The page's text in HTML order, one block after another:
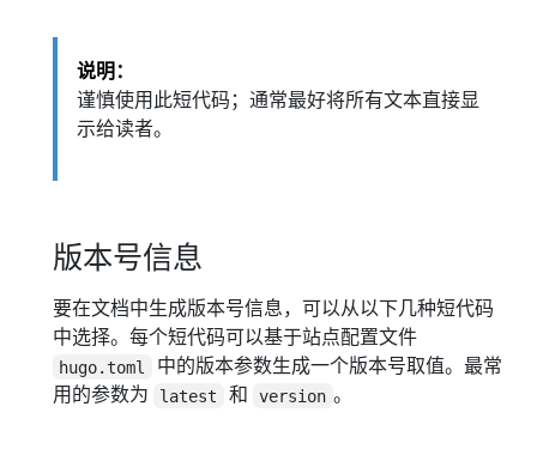
说明：
谨慎使用此短代码；通常最好将所有文本直接显
示给读者。
版本号信息
要在文档中生成版本号信息，可以从以下几种短代码
中选择。每个短代码可以基于站点配置文件
hugo.toml
中的版本参数生成一个版本号取值。最常
用的参数为
latest 和 version 。